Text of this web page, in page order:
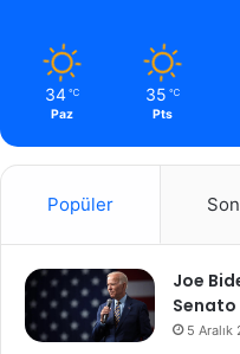
34 ℃
Paz
35 ℃
Pts
Popüler
Joe
5 Aralık